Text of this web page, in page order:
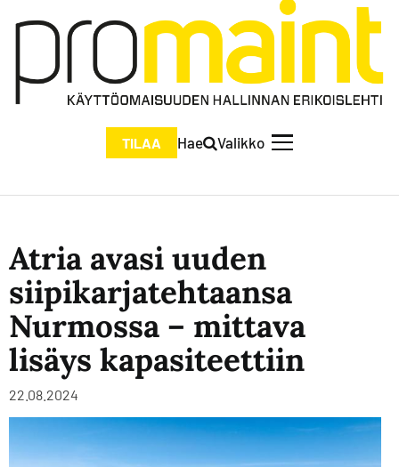
TILAA Hae Valikko
Atria avasi uuden
siipikarjatehtaansa
Nurmossa – mittava
lisäys kapasiteettiin
22.08.2024